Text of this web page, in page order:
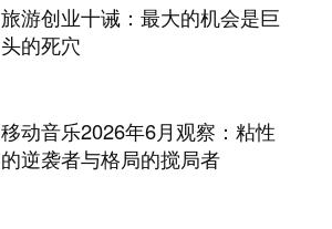
旅游创业十诫：最大的机会是巨
头的死穴
移动音乐2026年6月观察：粘性
的逆袭者与格局的搅局者